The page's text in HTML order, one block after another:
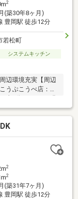
2
(築30年8ヶ月)
豊岡駅 徒歩12分
若松町
システムキッチン
辺環境充実【周辺
うぷこうべ店：車
車2分（290ｍ）豊
店：車6分（1100
お問い合わせくだ
2
2
(築31年7ヶ月)
豊岡駅 徒歩12分